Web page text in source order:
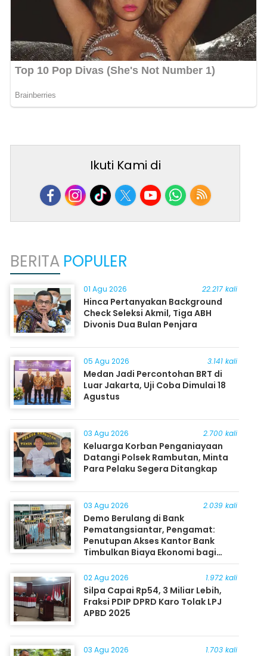
Ikuti Kami di
BERITA POPULER
01 Agu 2026 22.217 kali
Hinca Pertanyakan Background
Check Seleksi Akmil, Tiga ABH
Divonis Dua Bulan Penjara
05 Agu 2026 3.141 kali
Medan Jadi Percontohan BRT di
Luar Jakarta, Uji Coba Dimulai 18
Agustus
03 Agu 2026 2.700 kali
Keluarga Korban Penganiayaan
Datangi Polsek Rambutan, Minta
Para Pelaku Segera Ditangkap
03 Agu 2026 2.039 kali
Demo Berulang di Bank
Pematangsiantar, Pengamat:
Penutupan Akses Kantor Bank
Timbulkan Biaya Ekonomi bagi
Masyarakat
02 Agu 2026 1.972 kali
Silpa Capai Rp54, 3 Miliar Lebih,
Fraksi PDIP DPRD Karo Tolak LPJ
APBD 2025
03 Agu 2026 1.703 kali